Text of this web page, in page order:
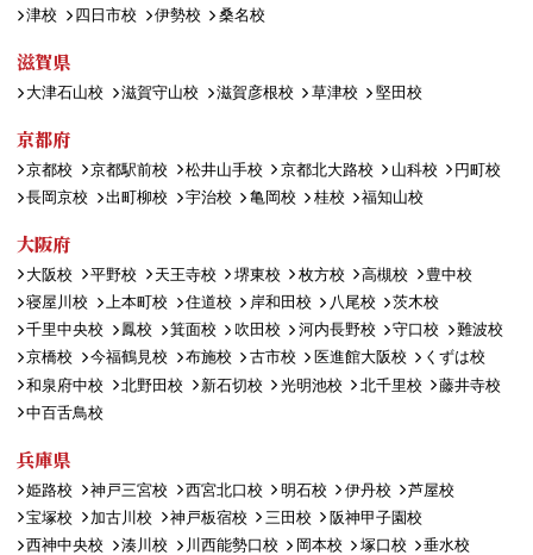
津校 四日市校 伊勢校 桑名校
滋賀県
大津石山校 滋賀守山校 滋賀彦根校 草津校 堅田校
京都府
京都校 京都駅前校 松井山手校 京都北大路校 山科校
円町校
長岡京校
出町柳校 宇治校 亀岡校 桂校 福知山校
大阪府
大阪校 平野校 天王寺校 堺東校 枚方校 高槻校
豊中校
寝屋川校
上本町校 住道校 岸和田校 八尾校
茨木校
千里中央校
鳳校 箕面校 吹田校 河内長野校 守口校
難波校
京橋校
今福鶴見校 布施校 古市校 医進館大阪校
くずは校
和泉府中校
北野田校 新石切校 光明池校 北千里校
藤井寺校
中百舌鳥校
兵庫県
姫路校 神戸三宮校 西宮北口校 明石校 伊丹校
芦屋校
宝塚校
加古川校 神戸板宿校 三田校
阪神甲子園校
西神中央校
湊川校 川西能勢口校 岡本校 塚口校
垂水校